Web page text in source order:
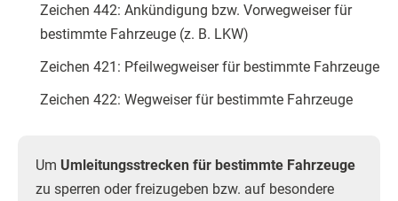
Zeichen 442: Ankündigung bzw. Vorwegweiser für
bestimmte Fahrzeuge (z. B. LKW)
Zeichen 421: Pfeilwegweiser für bestimmte Fahrzeuge
Zeichen 422: Wegweiser für bestimmte Fahrzeuge
Um Umleitungsstrecken für bestimmte Fahrzeuge
zu sperren oder freizugeben bzw. auf besondere